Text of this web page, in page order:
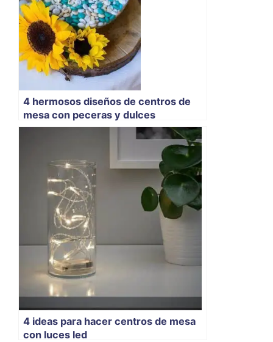
4 hermosos diseños de centros de
mesa con peceras y dulces
4 ideas para hacer centros de mesa
con luces led